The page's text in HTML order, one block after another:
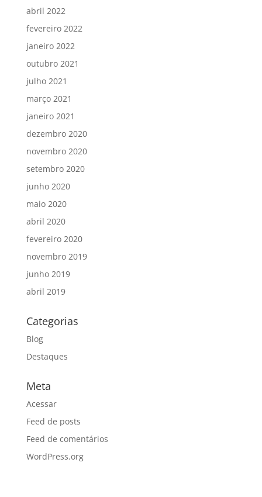
abril 2022
fevereiro 2022
janeiro 2022
outubro 2021
julho 2021
março 2021
janeiro 2021
dezembro 2020
novembro 2020
setembro 2020
junho 2020
maio 2020
abril 2020
fevereiro 2020
novembro 2019
junho 2019
abril 2019
Categorias
Blog
Destaques
Meta
Acessar
Feed de posts
Feed de comentários
WordPress.org